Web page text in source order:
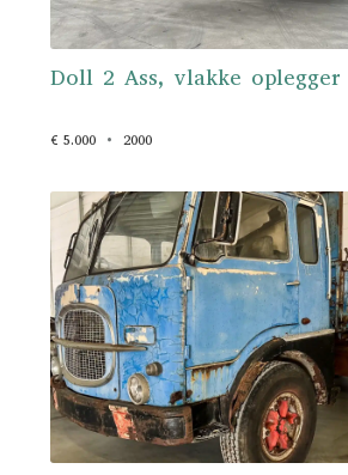
Doll 2 Ass, vlakke oplegger
€ 5.000 2000